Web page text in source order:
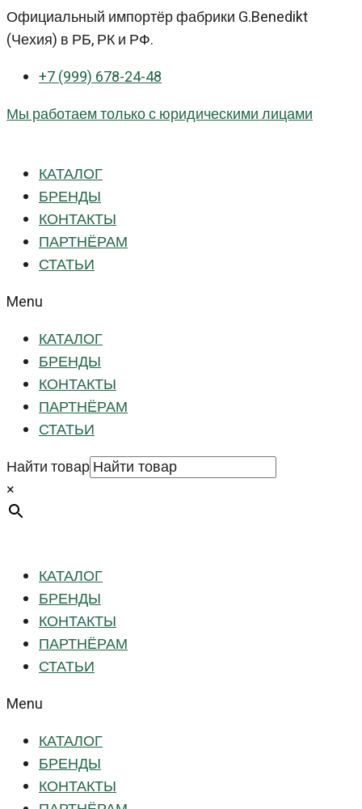
Перейти
к
Официальный импортёр фабрики G.Benedikt
(Чехия) в РБ, РК и РФ.
+7 (999) 678-24-48
Мы работаем только с юридическими лицами
КАТАЛОГ
БРЕНДЫ
КОНТАКТЫ
ПАРТНЁРАМ
СТАТЬИ
Menu
КАТАЛОГ
БРЕНДЫ
КОНТАКТЫ
ПАРТНЁРАМ
СТАТЬИ
Найти товар
×
КАТАЛОГ
БРЕНДЫ
КОНТАКТЫ
ПАРТНЁРАМ
СТАТЬИ
Menu
КАТАЛОГ
БРЕНДЫ
КОНТАКТЫ